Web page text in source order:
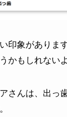
印象がありま
かもしれない
さんは、出っ